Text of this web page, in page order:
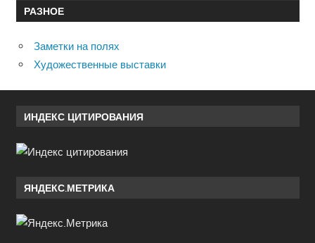
РАЗНОЕ
Заметки на полях
Художественные выставки
ИНДЕКС ЦИТИРОВАНИЯ
ЯНДЕКС.МЕТРИКА